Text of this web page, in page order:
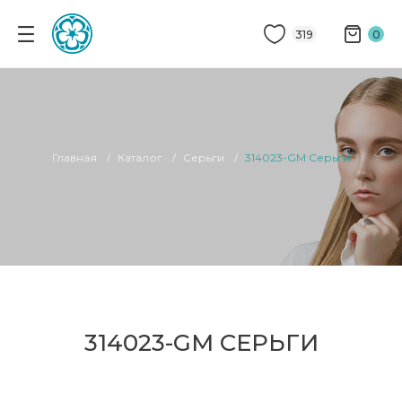
319 0
Главная Каталог Серьги 314023-GM Серьги
314023-GM СЕРЬГИ